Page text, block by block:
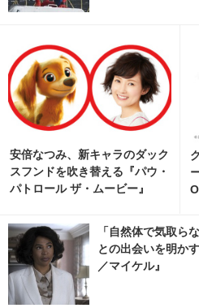
安倍なつみ、新キャラのダック
スフンドを吹き替える『パウ・
パトロール ザ・ムービー』
「自然体で気取ら
との出会いを明か
／マイケル』